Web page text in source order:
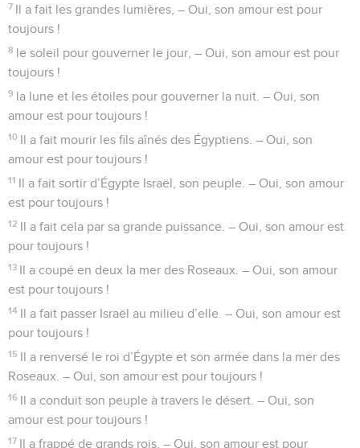
20
Famille des lévites, remerciez le SEIGNEUR ! Vous qui
respectez le SEIGNEUR, remerciez le SEIGNEUR !
21 Depuis Jérusalem, remerciez le SEIGNEUR qui habite sur
la montagne de Sion ! Chantez la louange du SEIGNEUR !
© Société biblique française – Bibli’O, 2000, avec autorisation. Pour vous procurer
une Bible imprimée, rendez-vous sur www.editionsbiblio.fr
Psaumes 136
Assis au bord des fleuves à Babylone
1 Dites merci au SEIGNEUR, car il est bon ! – Oui, son amour
est pour toujours !
2 Dites merci à Dieu, le plus grand de tous les dieux ! – Oui,
son amour est pour toujours !
3 Dites merci au Seigneur, le plus puissant de tous les
maîtres ! – Oui, son amour est pour toujours !
4 Lui seul a fait des choses étonnantes ! – Oui, son amour est